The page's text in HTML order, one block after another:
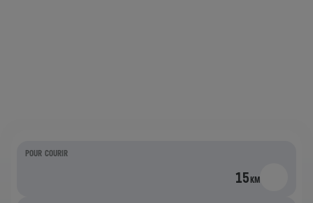
POUR COURIR
15KM